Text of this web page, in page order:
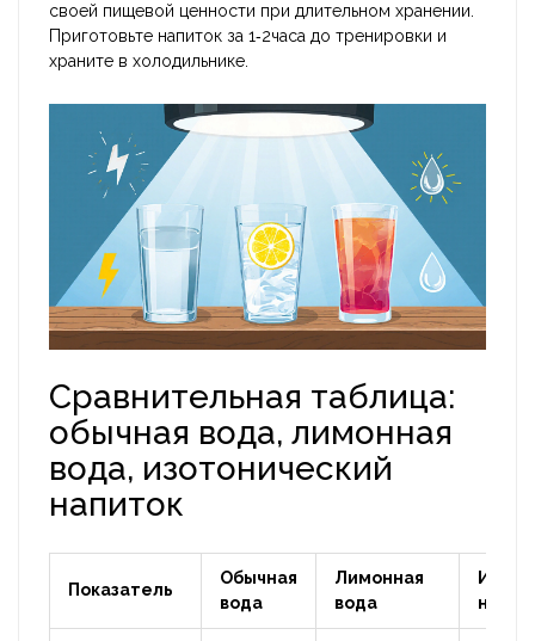
своей пищевой ценности при длительном хранении.
Приготовьте напиток за 1‑2часа до тренировки и
храните в холодильнике.
Сравнительная таблица:
обычная вода, лимонная
вода, изотонический
напиток
Показатель
Обычная
вода
Лимонная
вода